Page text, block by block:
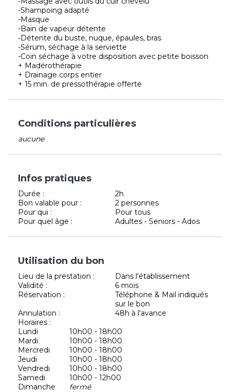
-Shampoing adapté
-Masque
-Bain de vapeur détente
-Détente du buste, nuque, épaules, bras
-Sérum, séchage à la serviette
-Coin séchage à votre disposition avec petite boisson
+ Madérothérapie
+ Drainage corps entier
+ 15 min. de pressothérapie offerte
Conditions particulières
aucune
Infos pratiques
Durée :
2h
Bon valable pour :
2 personnes
Pour qui :
Pour tous
Pour quel âge :
Adultes - Seniors - Ados
Utilisation du bon
Lieu de la prestation :
Dans l'établissement
Validité :
6 mois
Réservation :
Téléphone & Mail indiqués
sur le bon
Annulation :
48h à l'avance
Horaires :
Lundi
10h00 - 18h00
Mardi
10h00 - 18h00
Mercredi
10h00 - 18h00
Jeudi
10h00 - 18h00
Vendredi
10h00 - 18h00
Samedi
10h00 - 12h00
Dimanche
fermé